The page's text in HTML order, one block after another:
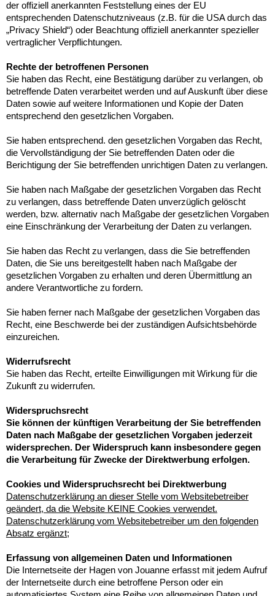
der offiziell anerkannten Feststellung eines der EU
entsprechenden Datenschutzniveaus (z.B. für die USA durch das
„Privacy Shield“) oder Beachtung offiziell anerkannter spezieller
vertraglicher Verpflichtungen.
Rechte der betroffenen Personen
Sie haben das Recht, eine Bestätigung darüber zu verlangen, ob
betreffende Daten verarbeitet werden und auf Auskunft über diese
Daten sowie auf weitere Informationen und Kopie der Daten
entsprechend den gesetzlichen Vorgaben.
Sie haben entsprechend. den gesetzlichen Vorgaben das Recht,
die Vervollständigung der Sie betreffenden Daten oder die
Berichtigung der Sie betreffenden unrichtigen Daten zu verlangen.
Sie haben nach Maßgabe der gesetzlichen Vorgaben das Recht
zu verlangen, dass betreffende Daten unverzüglich gelöscht
werden, bzw. alternativ nach Maßgabe der gesetzlichen Vorgaben
eine Einschränkung der Verarbeitung der Daten zu verlangen.
Sie haben das Recht zu verlangen, dass die Sie betreffenden
Daten, die Sie uns bereitgestellt haben nach Maßgabe der
gesetzlichen Vorgaben zu erhalten und deren Übermittlung an
andere Verantwortliche zu fordern.
Sie haben ferner nach Maßgabe der gesetzlichen Vorgaben das
Recht, eine Beschwerde bei der zuständigen Aufsichtsbehörde
einzureichen.
Widerrufsrecht
Sie haben das Recht, erteilte Einwilligungen mit Wirkung für die
Zukunft zu widerrufen.
Widerspruchsrecht
Sie können der künftigen Verarbeitung der Sie betreffenden
Daten nach Maßgabe der gesetzlichen Vorgaben jederzeit
widersprechen. Der Widerspruch kann insbesondere gegen
die Verarbeitung für Zwecke der Direktwerbung erfolgen.
Cookies und Widerspruchsrecht bei Direktwerbung
Datenschutzerklärung an dieser Stelle vom Websitebetreiber
geändert, da die Website KEINE Cookies verwendet.
Datenschutzerklärung vom Websitebetreiber um den folgenden
Absatz ergänzt;
Erfassung von allgemeinen Daten und Informationen
Die Internetseite der Hagen von Jouanne erfasst mit jedem Aufruf
der Internetseite durch eine betroffene Person oder ein